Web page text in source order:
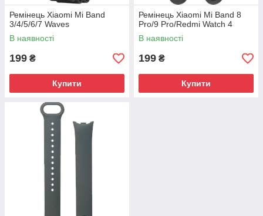
Ремінець Xiaomi Mi Band
3/4/5/6/7 Waves
В наявності
199 ₴
Купити
Ремінець Xiaomi Mi Band 8
Pro/9 Pro/Redmi Watch 4
В наявності
199 ₴
Купити